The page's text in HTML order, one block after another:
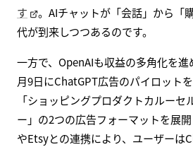
す
。AIチャットが「会話」から「
代が到来しつつあるのです。
一方で、OpenAIも収益の多角化を進
月9日にChatGPT広告のパイロット
「ショッピングプロダクトカルーセ
ー」の2つの広告フォーマットを展
やEtsyとの連携により、ユーザーは